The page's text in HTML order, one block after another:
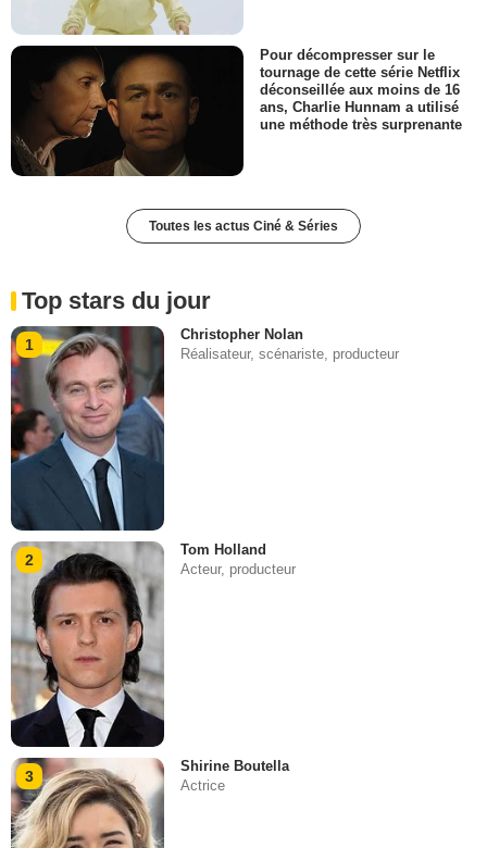
Pour décompresser sur le
tournage de cette série Netflix
déconseillée aux moins de 16
ans, Charlie Hunnam a utilisé
une méthode très surprenante
Toutes les actus Ciné & Séries
Top stars du jour
1
Christopher Nolan
Réalisateur, scénariste, producteur
2
Tom Holland
Acteur, producteur
3
Shirine Boutella
Actrice